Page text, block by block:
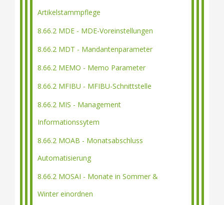
Artikelstammpflege
8.66.2 MDE - MDE-Voreinstellungen
8.66.2 MDT - Mandantenparameter
8.66.2 MEMO - Memo Parameter
8.66.2 MFIBU - MFIBU-Schnittstelle
8.66.2 MIS - Management
Informationssytem
8.66.2 MOAB - Monatsabschluss
Automatisierung
8.66.2 MOSAI - Monate in Sommer &
Winter einordnen